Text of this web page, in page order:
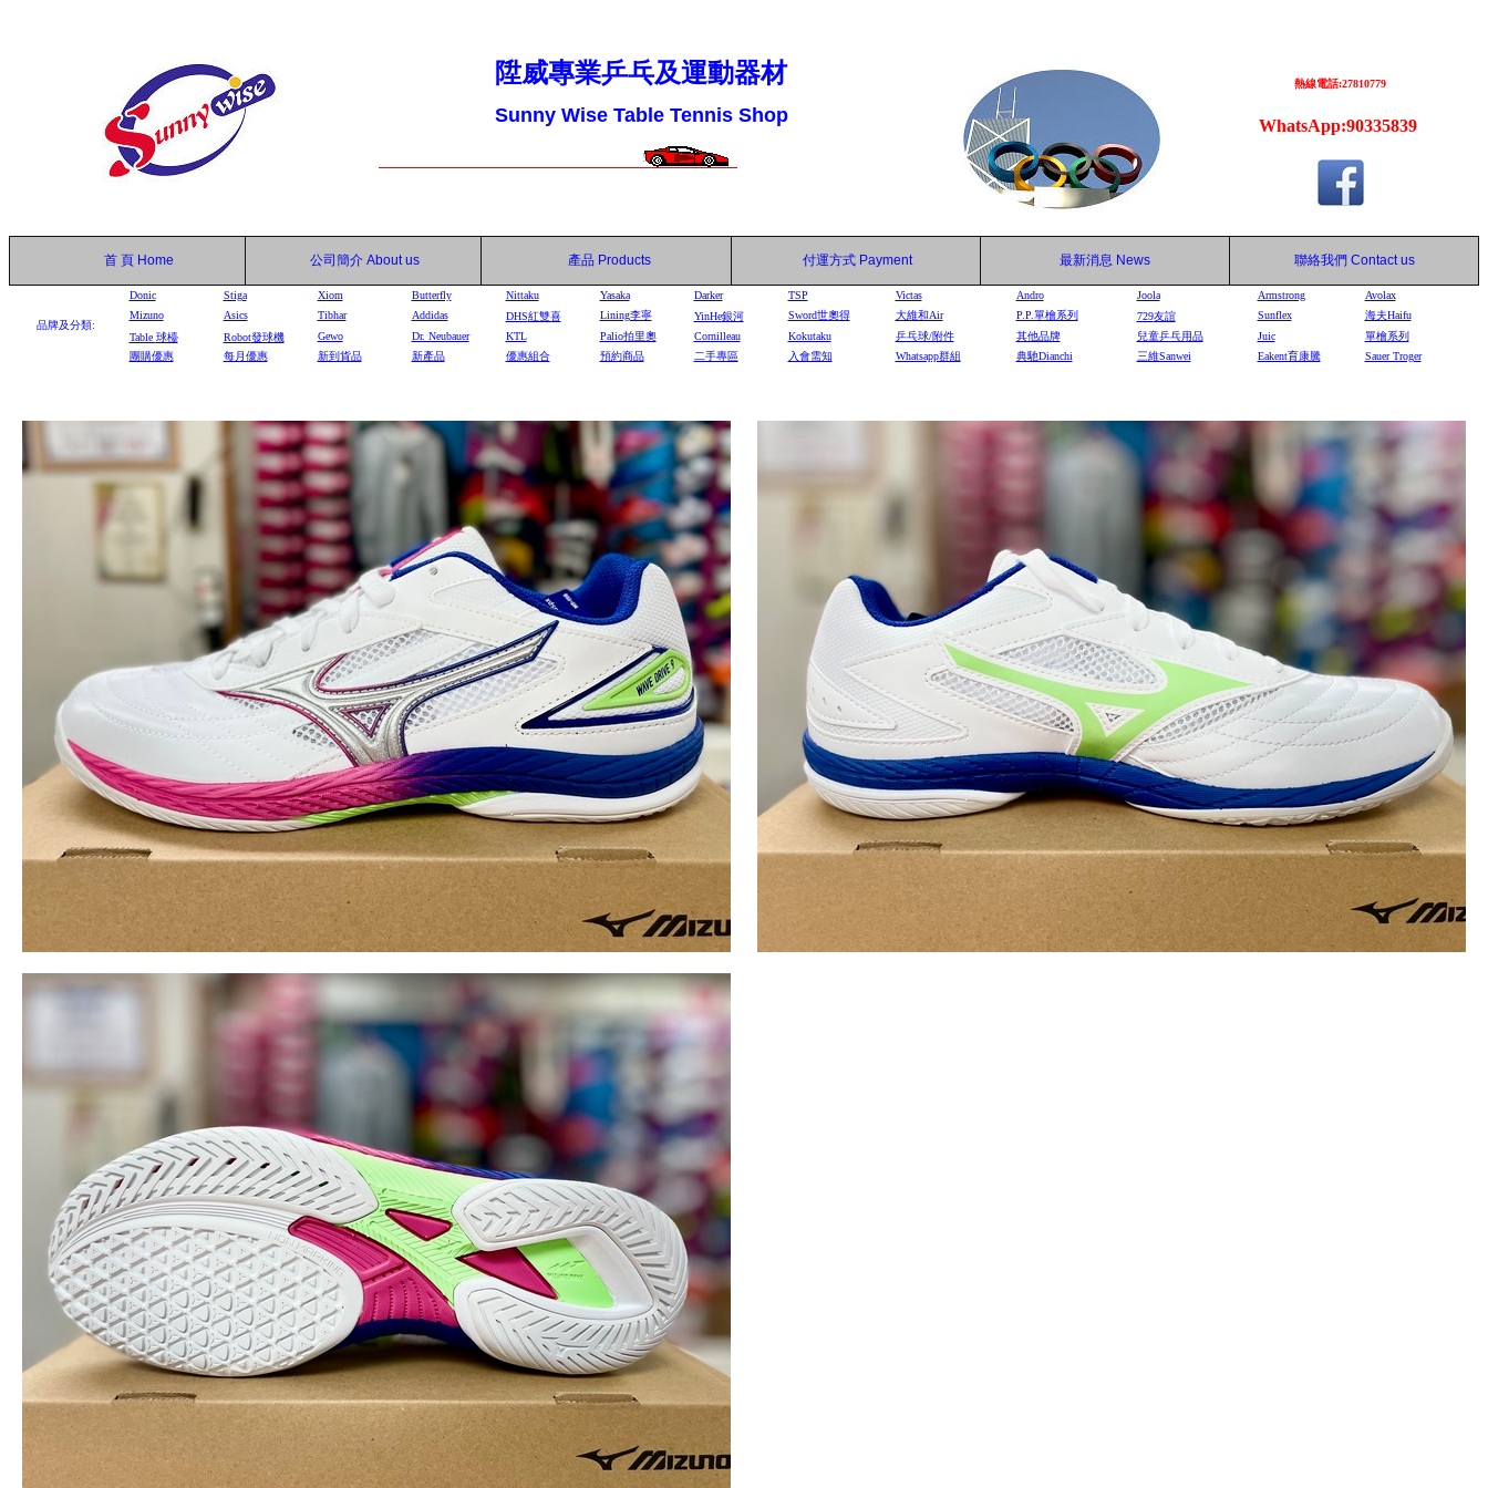
陞威專業乒乓及運動器材
Sunny Wise Table Tennis Shop
熱線電話:27810779
WhatsApp:90335839
首 頁 Home 公司簡介 About us 產品 Products 付運方式 Payment 最新消息 News 聯絡我們 Contact us
品牌及分類:
Donic Stiga Xiom Butterfly Nittaku Yasaka Darker TSP Victas Andro Joola Armstrong
Avolax
Mizuno
Asics Tibhar Addidas DHS紅雙喜 Lining李寧 YinHe銀河 Sword世奧得 大維和Air P.P.單檜系列 729友誼 Sunflex
海夫Haifu
Table 球檯 Robot發球機 Gewo Dr. Neubauer KTL Palio拍里奧 Cornilleau Kokutaku 乒乓球/附件 其他品牌 兒童乒乓用品 Juic
單檜系列
團購優惠
每月優惠 新到貨品 新產品 優惠組合 預約商品 二手專區 入會需知 Whatsapp群組 典馳Dianchi 三維Sanwei Eakent育康騰 Sauer Troger